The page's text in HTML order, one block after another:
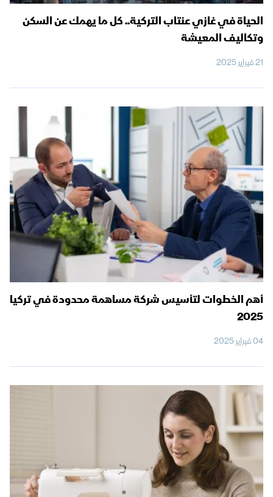
الحياة في غازي عنتاب التركية.. كل ما يهمك عن السكن
وتكاليف المعيشة
21 فبراير 2025
أهم الخطوات لتأسيس شركة مساهمة محدودة في تركيا
2025
04 فبراير 2025